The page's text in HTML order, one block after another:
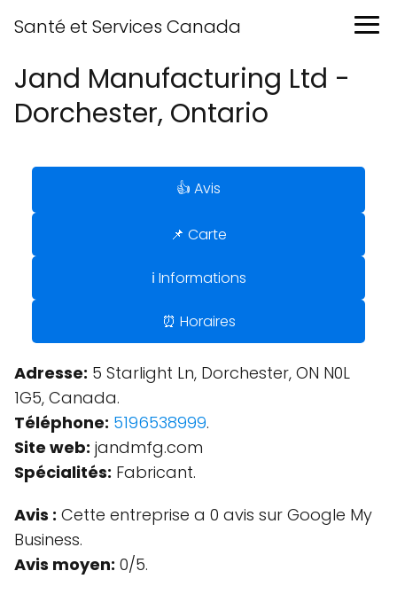
Santé et Services Canada
Jand Manufacturing Ltd -
Dorchester, Ontario
👍 Avis
📌 Carte
ℹ️ Informations
⏰ Horaires
Adresse: 5 Starlight Ln, Dorchester, ON N0L
1G5, Canada.
Téléphone: 5196538999.
Site web: jandmfg.com
Spécialités: Fabricant.
Avis : Cette entreprise a 0 avis sur Google My
Business.
Avis moyen: 0/5.